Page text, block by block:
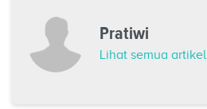
Pratiwi
Lihat semua artikel